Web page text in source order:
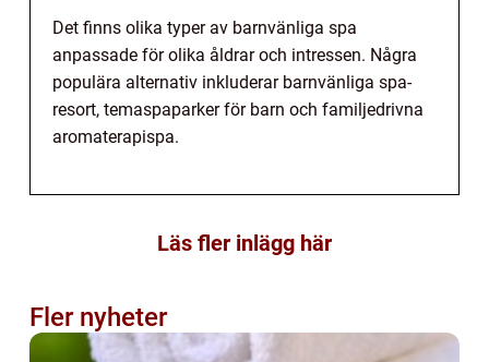
Det finns olika typer av barnvänliga spa
anpassade för olika åldrar och intressen. Några
populära alternativ inkluderar barnvänliga spa-
resort, temaspaparker för barn och familjedrivna
aromaterapispa.
Läs fler inlägg här
Fler nyheter